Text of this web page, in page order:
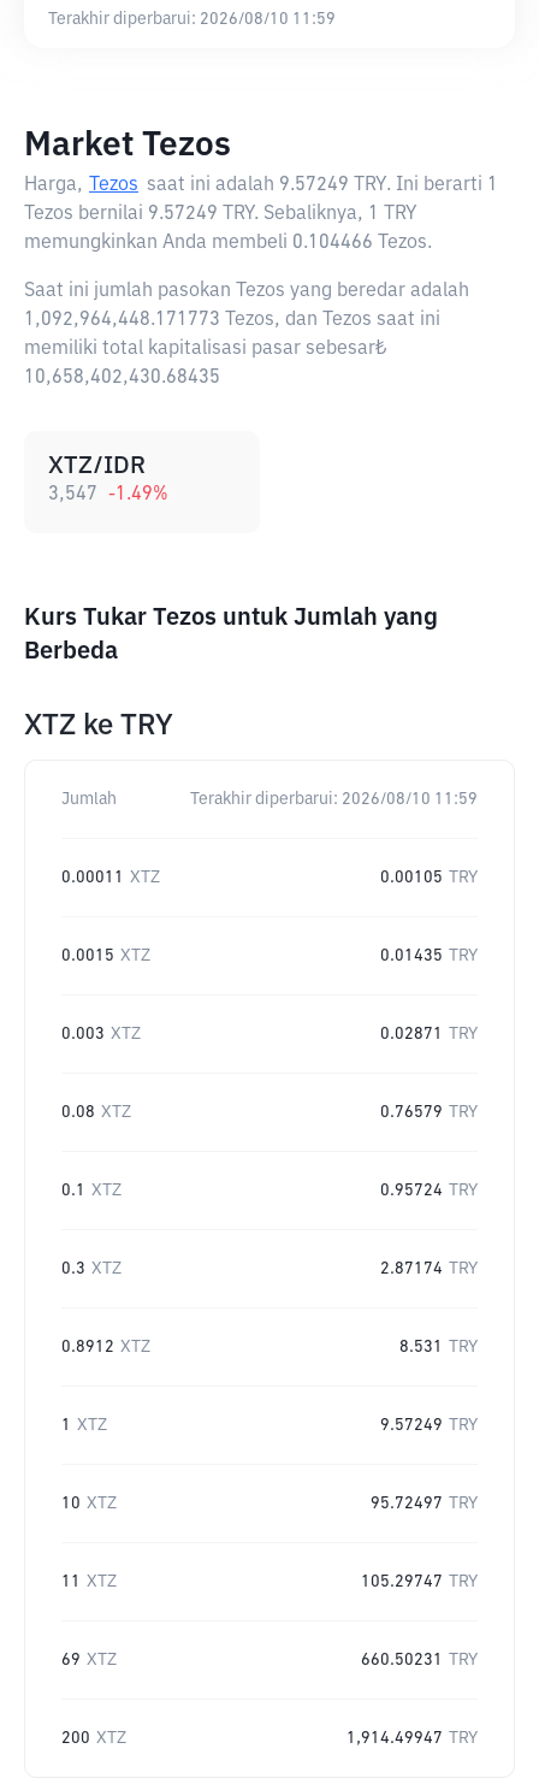
Terakhir diperbarui: 2026/08/10 11:59
Market Tezos
Harga, Tezos saat ini adalah 9.57249 TRY. Ini berarti 1
Tezos bernilai 9.57249 TRY. Sebaliknya, 1 TRY
memungkinkan Anda membeli 0.104466 Tezos.
Saat ini jumlah pasokan Tezos yang beredar adalah
1,092,964,448.171773 Tezos, dan Tezos saat ini
memiliki total kapitalisasi pasar sebesar₺
10,658,402,430.68435
XTZ/IDR
3,547 -1.49%
Kurs Tukar Tezos untuk Jumlah yang
Berbeda
XTZ ke TRY
Jumlah Terakhir diperbarui: 2026/08/10 11:59
0.00011 XTZ 0.00105 TRY
0.0015 XTZ 0.01435 TRY
0.003 XTZ 0.02871 TRY
0.08 XTZ 0.76579 TRY
0.1 XTZ 0.95724 TRY
0.3 XTZ 2.87174 TRY
0.8912 XTZ 8.531 TRY
1 XTZ 9.57249 TRY
10 XTZ 95.72497 TRY
11 XTZ 105.29747 TRY
69 XTZ 660.50231 TRY
200 XTZ 1,914.49947 TRY